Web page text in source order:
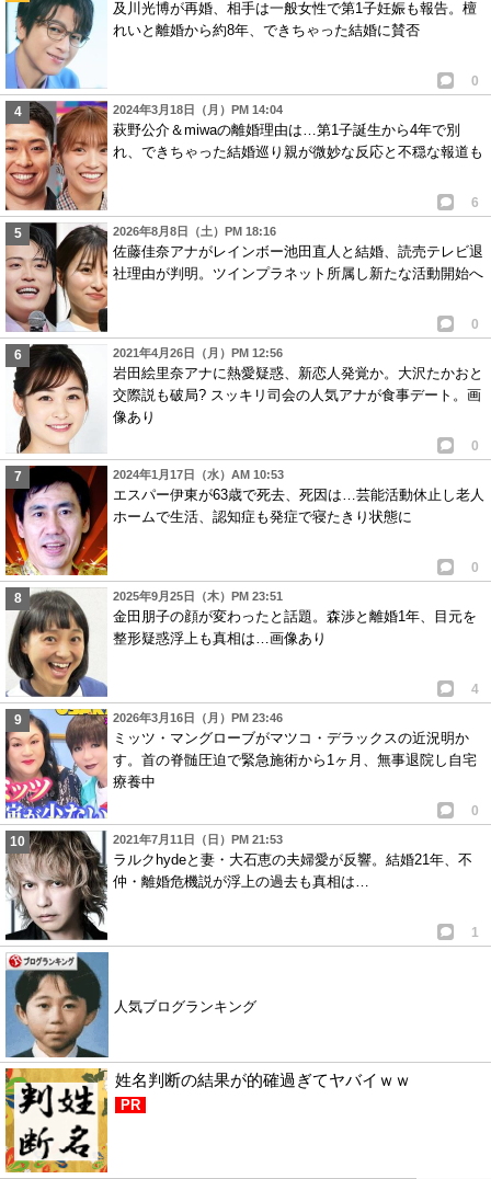
0 1
11 匿名 ( 2015年3月7日 10:24 PM )
杏ちゃんカッコいいし、健気やし、清楚やし、好きやでー！！
応援するよー
2 0
及川光博が再婚、相手は一般女性で第1子妊娠も報告。檀
れいと離婚から約8年、できちゃった結婚に賛否
0
2024年3月18日（月）PM 14:04
萩野公介＆miwaの離婚理由は…第1子誕生から4年で別
れ、できちゃった結婚巡り親が微妙な反応と不穏な報道も
6
2026年8月8日（土）PM 18:16
佐藤佳奈アナがレインボー池田直人と結婚、読売テレビ退
社理由が判明。ツインプラネット所属し新たな活動開始へ
0
2021年4月26日（月）PM 12:56
岩田絵里奈アナに熱愛疑惑、新恋人発覚か。大沢たかおと
交際説も破局? スッキリ司会の人気アナが食事デート。画
像あり
0
2024年1月17日（水）AM 10:53
エスパー伊東が63歳で死去、死因は…芸能活動休止し老人
ホームで生活、認知症も発症で寝たきり状態に
0
2025年9月25日（木）PM 23:51
金田朋子の顔が変わったと話題。森渉と離婚1年、目元を
整形疑惑浮上も真相は…画像あり
4
2026年3月16日（月）PM 23:46
ミッツ・マングローブがマツコ・デラックスの近況明か
す。首の脊髄圧迫で緊急施術から1ヶ月、無事退院し自宅
療養中
0
2021年7月11日（日）PM 21:53
ラルクhydeと妻・大石恵の夫婦愛が反響。結婚21年、不
仲・離婚危機説が浮上の過去も真相は…
1
人気ブログランキング
姓名判断の結果が的確過ぎてヤバイｗｗ
PR